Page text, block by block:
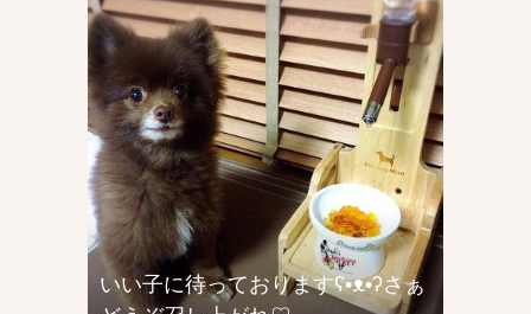
いい子に待っておりますʕ•ᴥ•ʔさぁ